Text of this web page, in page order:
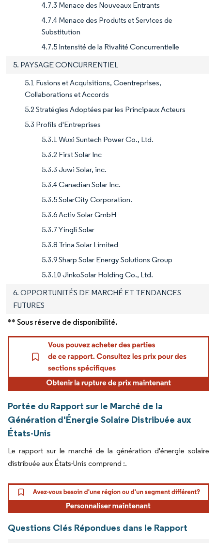
4.7.3 Menace des Nouveaux Entrants
4.7.4 Menace des Produits et Services de
Substitution
4.7.5 Intensité de la Rivalité Concurrentielle
5. PAYSAGE CONCURRENTIEL
5.1 Fusions et Acquisitions, Coentreprises,
Collaborations et Accords
5.2 Stratégies Adoptées par les Principaux Acteurs
5.3 Profils d'Entreprises
5.3.1 Wuxi Suntech Power Co., Ltd.
5.3.2 First Solar Inc
5.3.3 Juwi Solar, inc.
5.3.4 Canadian Solar Inc.
5.3.5 SolarCity Corporation.
5.3.6 Activ Solar GmbH
5.3.7 Yingli Solar
5.3.8 Trina Solar Limited
5.3.9 Sharp Solar Energy Solutions Group
5.3.10 JinkoSolar Holding Co., Ltd.
6. OPPORTUNITÉS DE MARCHÉ ET TENDANCES
FUTURES
** Sous réserve de disponibilité.
Portée du Rapport sur le Marché de la
Génération d'Énergie Solaire Distribuée aux
États-Unis
Le rapport sur le marché de la génération d'énergie solaire
distribuée aux États-Unis comprend :.
Questions Clés Répondues dans le Rapport